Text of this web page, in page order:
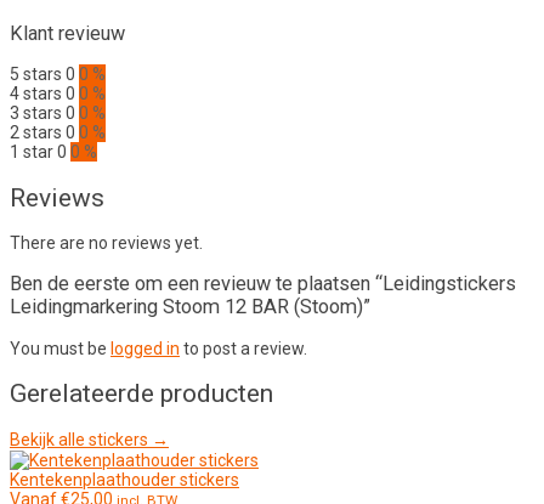
Klant revieuw
5 stars 0 0 %
4 stars 0 0 %
3 stars 0 0 %
2 stars 0 0 %
1 star0 0 %
Reviews
There are no reviews yet.
Ben de eerste om een revieuw te plaatsen “Leidingstickers
Leidingmarkering Stoom 12 BAR (Stoom)”
You must be logged in to post a review.
Gerelateerde producten
Bekijk alle stickers →
Kentekenplaathouder stickers
Vanaf€25,00 incl. BTW